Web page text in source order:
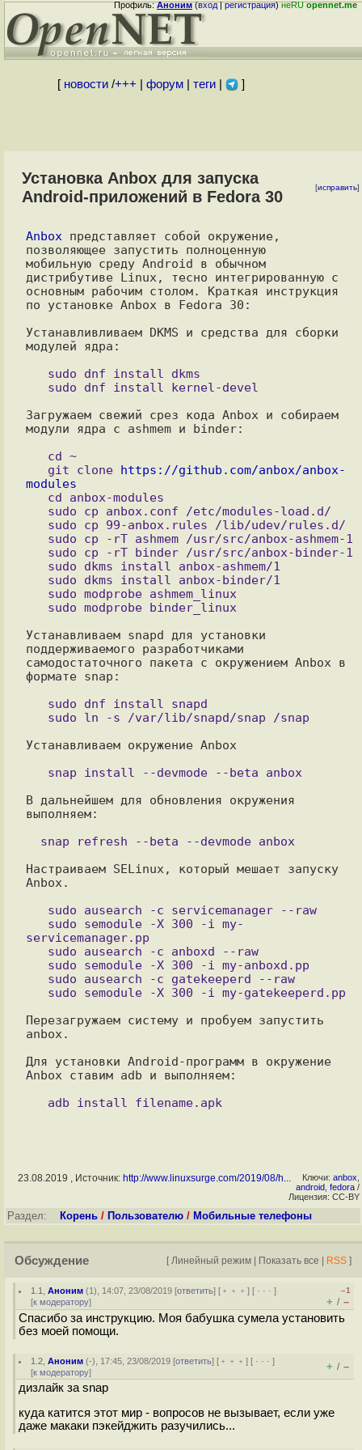
Профиль:Аноним(вход|регистрация)неRUopennet.me
[ новости/+++ форум| теги| ]
Установка Anbox для запуска
Android-приложений в Fedora 30
[исправить]
Anbox представляет собой окружение,
позволяющее запустить полноценную
мобильную среду Android в обычном
дистрибутиве Linux, тесно интегрированную с
основным рабочим столом. Краткая инструкция
по установке Anbox в Fedora 30:
Устанавливливаем DKMS и средства для сборки
модулей ядра:
Загружаем свежий срез кода Anbox и собираем
модули ядра с ashmem и binder:
   git clone
https://github.com/anbox/anbox-
modules
Устанавливаем snapd для установки
поддерживаемого разработчиками
самодостаточного пакета с окружением Anbox в
формате snap:
Устанавливаем окружение Anbox
В дальнейшем для обновления окружения
выполняем:
Настраиваем SELinux, который мешает запуску
Anbox.
servicemanager.pp
Перезагружаем систему и пробуем запустить
anbox.
Для установки Android-программ в окружение
Anbox ставим adb и выполняем:
23.08.2019 , Источник: http://www.linuxsurge.com/2019/08/h... Ключи: anbox
android fedora /
Лицензия: CC-BY
Раздел: Корень / Пользователю / Мобильные телефоны
Обсуждение [ Линейный режим | Показать все | RSS ]
1.1 ,Аноним (1), 14:07, 23/08/2019 [ответить] [ ﹢﹢﹢] [ · · ·]
[к модератору]
–1
+ / –
Спасибо за инструкцию. Моя бабушка сумела установить
без моей помощи.
1.2 ,Аноним (-), 17:45, 23/08/2019 [ответить] [ ﹢﹢﹢] [ · · ·]
[к модератору] + / –
дизлайк за snap
куда катится этот мир - вопросов не вызывает, если уже
даже макаки пэкейджить разучились...